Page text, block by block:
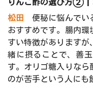
松田 便秘に悩んでい
おすすめです。腸内
すい特徴があります
緒に摂ることで、善
す。オリゴ糖入りなら
のが苦手という人にも